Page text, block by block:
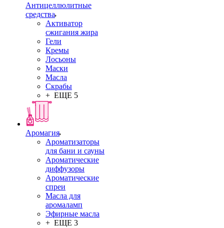
Антицеллюлитные
средства
Активатор
сжигания жира
Гели
Кремы
Лосьоны
Маски
Масла
Скрабы
+ ЕЩЕ 5
Аромагия
Ароматизаторы
для бани и сауны
Ароматические
диффузоры
Ароматические
спреи
Масла для
аромаламп
Эфирные масла
+ ЕЩЕ 3